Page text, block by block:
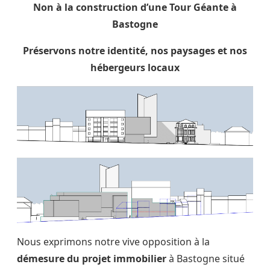
Non à la construction d’une Tour Géante à
Bastogne
Préservons notre identité, nos paysages et nos
hébergeurs locaux
Nous exprimons notre vive opposition à la
démesure du projet immobilierà Bastogne situé